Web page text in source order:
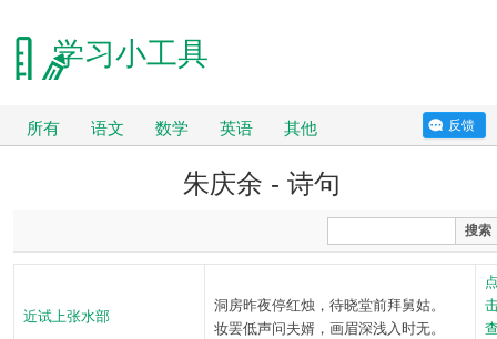
学习小工具
所有 语文 数学 英语 其他 反馈
朱庆余 - 诗句
搜索
近试上张水部
洞房昨夜停红烛，待晓堂前拜舅姑。
妆罢低声问夫婿，画眉深浅入时无。